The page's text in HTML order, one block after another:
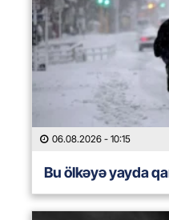
06.08.2026 - 10:15
Bu ölkəyə yayda